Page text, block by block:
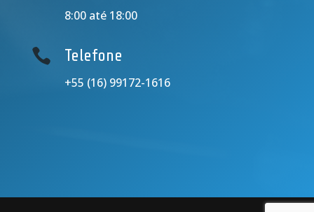
8:00 até 18:00
 Telefone
+55 (16) 99172-1616